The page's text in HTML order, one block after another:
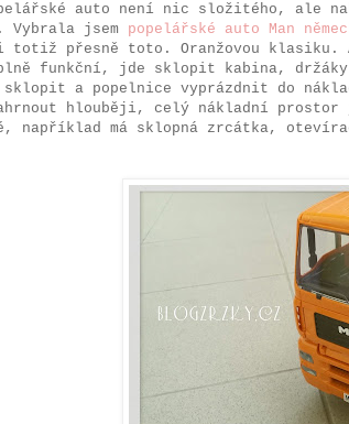
auto není nic složitého, ale
Vybrala jsem popelářské auto Man
totiž přesně toto. Oranžovou klasiku.
funkční, jde sklopit kabina,
a popelnice vyprázdnit do
hlouběji, celý nákladní
například má sklopná zrcátka,